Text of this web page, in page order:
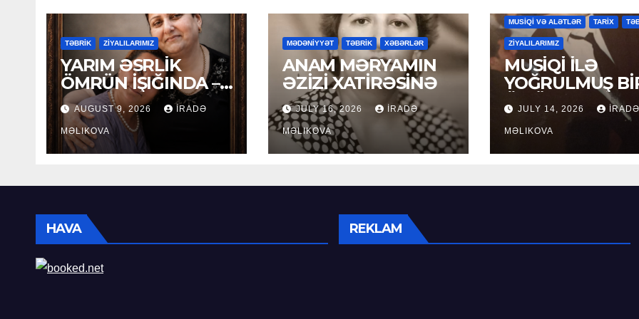
TƏBRİK ZİYALILARIMIZ
YARIM ƏSRLİK
ÖMRÜN İŞIĞINDA –
LEYLA
MƏCİDOVAYA 50
İLLİK YUBİLEY
TƏBRİKİ
AUGUST 9, 2026 İRADƏ
MƏLIKOVA
MƏDƏNİYYƏT TƏBRİK XƏBƏRLƏR
ANAM MƏRYAMIN
ƏZİZİ XATİRƏSİNƏ
JULY 16, 2026 İRADƏ
MƏLIKOVA
MUSİQİ VƏ ALƏTLƏR TARİX
ZİYALILARIMIZ
MUSİQİ İLƏ
YOĞRULMUŞ
ÖMÜR
JULY 14, 2026 İRADƏ
MƏLIKOVA
HAVA REKLAM